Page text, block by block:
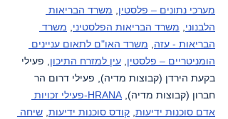
מערכי נתונים – פלסטין, משרד הבריאות
הלבנוני, משרד הבריאות הפלסטיני, משרד
הבריאות - עזה, משרד האו"ם לתאום עניינים
הומניטריים – פלסטין, עין למזרח התיכון, פעילי
בקעת הירדן (קבוצות מדיה), פעילי דרום הר
חברון (קבוצות מדיה),
HRANA-פעילי זכויות
אדם סוכנות ידיעות, קודס סוכנות ידיעות, שיחה